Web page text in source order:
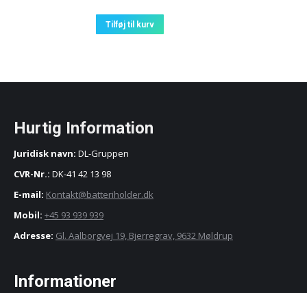
Tilføj til kurv
Hurtig Information
Juridisk navn: DL-Gruppen
CVR-Nr.: DK-41 42 13 98
E-mail: Kontakt@batteriholder.dk
Mobil: +45 93 939 939
Adresse: Gl. Aalborgvej 19, Bjerregrav, 9632 Møldrup
Informationer